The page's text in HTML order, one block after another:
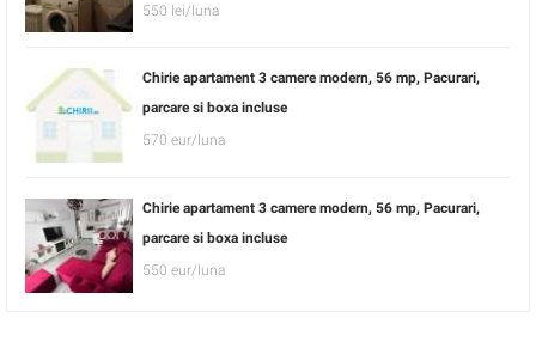
550 lei/luna
Chirie apartament 3 camere modern, 56 mp, Pacurari,
parcare si boxa incluse
570 eur/luna
Chirie apartament 3 camere modern, 56 mp, Pacurari,
parcare si boxa incluse
550 eur/luna